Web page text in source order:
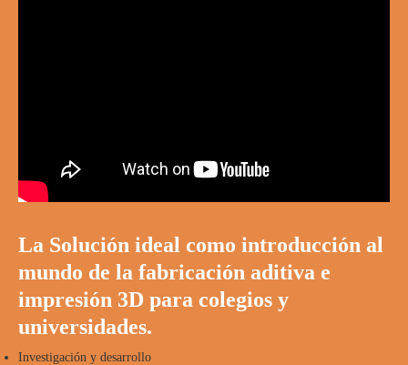
La Solución ideal como introducción al
mundo de la fabricación aditiva e
impresión 3D para colegios y
universidades.
Investigación y desarrollo